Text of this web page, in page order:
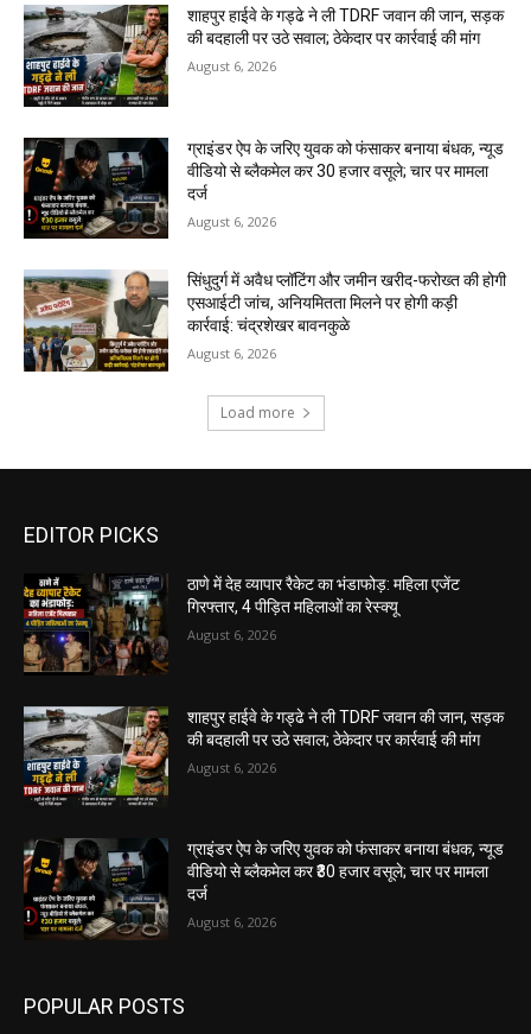
शाहपुर हाईवे के गड्ढे ने ली TDRF जवान की जान, सड़क
की बदहाली पर उठे सवाल; ठेकेदार पर कार्रवाई की मांग
August 6, 2026
ग्राइंडर ऐप के जरिए युवक को फंसाकर बनाया बंधक, न्यूड
वीडियो से ब्लैकमेल कर ₹30 हजार वसूले; चार पर मामला
दर्ज
August 6, 2026
सिंधुदुर्ग में अवैध प्लॉटिंग और जमीन खरीद-फरोख्त की होगी
एसआईटी जांच, अनियमितता मिलने पर होगी कड़ी
कार्रवाई: चंद्रशेखर बावनकुळे
August 6, 2026
Load more
EDITOR PICKS
ठाणे में देह व्यापार रैकेट का भंडाफोड़: महिला एजेंट
गिरफ्तार, 4 पीड़ित महिलाओं का रेस्क्यू
August 6, 2026
शाहपुर हाईवे के गड्ढे ने ली TDRF जवान की जान, सड़क
की बदहाली पर उठे सवाल; ठेकेदार पर कार्रवाई की मांग
August 6, 2026
ग्राइंडर ऐप के जरिए युवक को फंसाकर बनाया बंधक, न्यूड
वीडियो से ब्लैकमेल कर ₹30 हजार वसूले; चार पर मामला
दर्ज
August 6, 2026
POPULAR POSTS